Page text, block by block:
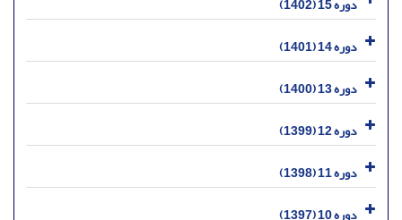
دوره 15 (1402)
دوره 14 (1401)
دوره 13 (1400)
دوره 12 (1399)
دوره 11 (1398)